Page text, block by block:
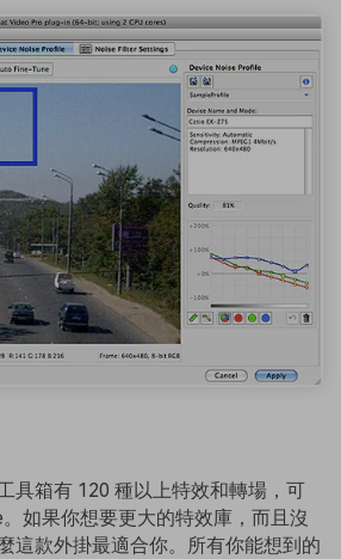
具箱有 120 種以上特效和轉場，可
如果你想要更大的特效庫，而且沒
這款外掛最適合你。所有你能想到的